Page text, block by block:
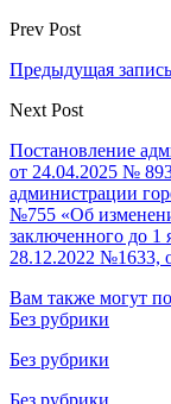
Prev Post
Предыдущая запись
Next Post
Постановление
от 24.04.2025 №
администрации
№755 «Об
заключенного до 1
28.12.2022 №1633,
Вам также могут
Без рубрики
Без рубрики
Без рубрики